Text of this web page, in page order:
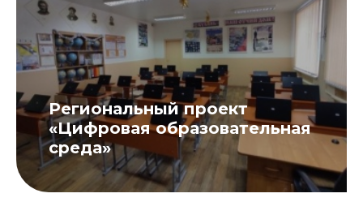
Региональный проект
«Цифровая образовательная
среда»